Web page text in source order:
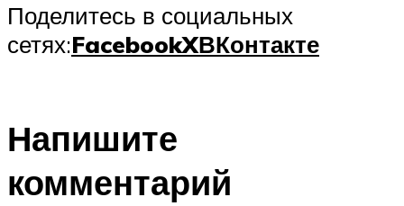
Поделитесь в социальных
сетях:FacebookXВКонтакте
Напишите
комментарий